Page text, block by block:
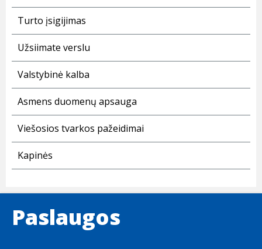
Turto įsigijimas
Užsiimate verslu
Valstybinė kalba
Asmens duomenų apsauga
Viešosios tvarkos pažeidimai
Kapinės
Paslaugos